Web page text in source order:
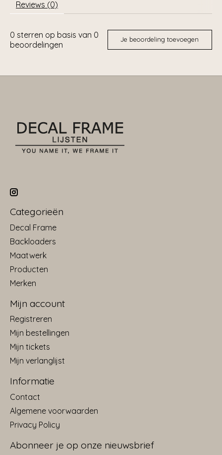
Reviews (0)
0 sterren op basis van 0
beoordelingen
Je beoordeling toevoegen
Categorieën
Decal Frame
Backloaders
Maatwerk
Producten
Merken
Mijn account
Registreren
Mijn bestellingen
Mijn tickets
Mijn verlanglijst
Informatie
Contact
Algemene voorwaarden
Privacy Policy
Abonneer je op onze nieuwsbrief